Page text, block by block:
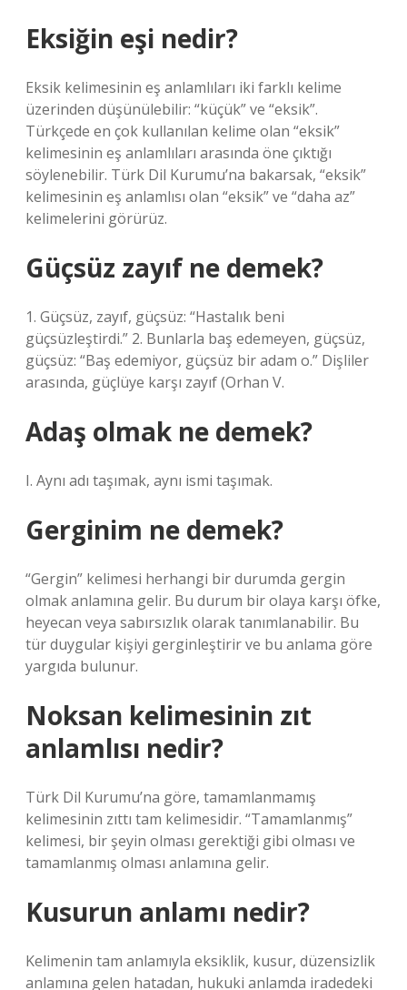
Eksiğin eşi nedir?
Eksik kelimesinin eş anlamlıları iki farklı kelime
üzerinden düşünülebilir: “küçük” ve “eksik”.
Türkçede en çok kullanılan kelime olan “eksik”
kelimesinin eş anlamlıları arasında öne çıktığı
söylenebilir. Türk Dil Kurumu’na bakarsak, “eksik”
kelimesinin eş anlamlısı olan “eksik” ve “daha az”
kelimelerini görürüz.
Güçsüz zayıf ne demek?
1. Güçsüz, zayıf, güçsüz: “Hastalık beni
güçsüzleştirdi.” 2. Bunlarla baş edemeyen, güçsüz,
güçsüz: “Baş edemiyor, güçsüz bir adam o.” Dişliler
arasında, güçlüye karşı zayıf (Orhan V.
Adaş olmak ne demek?
I. Aynı adı taşımak, aynı ismi taşımak.
Gerginim ne demek?
“Gergin” kelimesi herhangi bir durumda gergin
olmak anlamına gelir. Bu durum bir olaya karşı öfke,
heyecan veya sabırsızlık olarak tanımlanabilir. Bu
tür duygular kişiyi gerginleştirir ve bu anlama göre
yargıda bulunur.
Noksan kelimesinin zıt
anlamlısı nedir?
Türk Dil Kurumu’na göre, tamamlanmamış
kelimesinin zıttı tam kelimesidir. “Tamamlanmış”
kelimesi, bir şeyin olması gerektiği gibi olması ve
tamamlanmış olması anlamına gelir.
Kusurun anlamı nedir?
Kelimenin tam anlamıyla eksiklik, kusur, düzensizlik
anlamına gelen hatadan, hukuki anlamda iradedeki